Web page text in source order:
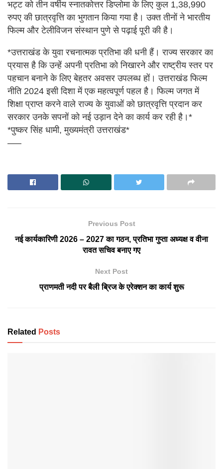
भट्ट को तीन वर्षीय स्नातकोत्तर डिप्लोमा के लिए कुल 1,38,990
रुपए की छात्रवृत्ति का भुगतान किया गया है। उक्त तीनों ने भारतीय
फिल्म और टेलीविजन संस्थान पुणे से पढ़ाई पूरी की है।
*उत्तराखंड के युवा रचनात्मक प्रतिभा की धनी हैं। राज्य सरकार का
प्रयास है कि उन्हें अपनी प्रतिभा को निखारने और राष्ट्रीय स्तर पर
पहचान बनाने के लिए बेहतर अवसर उपलब्ध हों। उत्तराखंड फिल्म
नीति 2024 इसी दिशा में एक महत्वपूर्ण पहल है। फिल्म जगत में
शिक्षा प्राप्त करने वाले राज्य के युवाओं को छात्रवृत्ति प्रदान कर
सरकार उनके सपनों को नई उड़ान देने का कार्य कर रही है।*
*पुष्कर सिंह धामी, मुख्यमंत्री उत्तराखंड*
—–
Previous Post
नई कार्यकारिणी 2026 – 2027 का गठन, प्रतिभा गुप्ता अध्यक्ष व वीना
रावत सचिव बनाए गए
Next Post
प्राणमती नदी पर बैली ब्रिज के एरेक्शन का कार्य शुरू
Related Posts